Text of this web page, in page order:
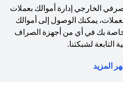
الخارجي إدارة أموالك بعملات
يمكنك الوصول إلى أموالك
بك في أي من أجهزة الصراف
التابعة لشبكتنا.
المزيد